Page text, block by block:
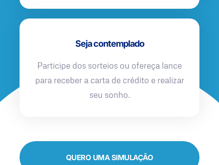
Seja contemplado
Participe dos sorteios ou ofereça lance
para receber a carta de crédito e realizar
seu sonho.
QUERO UMA SIMULAÇÃO